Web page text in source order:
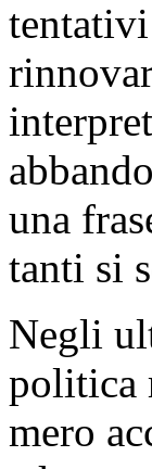
una
tanti si
Negli
politica
mero